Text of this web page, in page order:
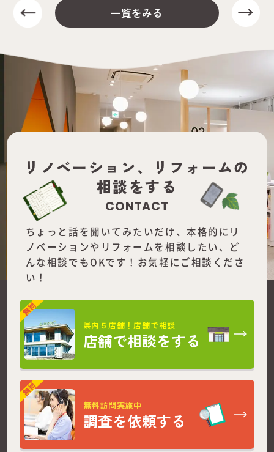
一覧をみる
リノベーション、
リフォームの
相談をする
CONTACT
ちょっと話を聞いてみたいだけ、本格的にリ
ノベーションやリフォームを相談したい、ど
んな相談でもOKです！お気軽にご相談くださ
い！
県内５店舗！店舗で相談
店舗で相談をする
無料訪問実施中
調査を依頼する